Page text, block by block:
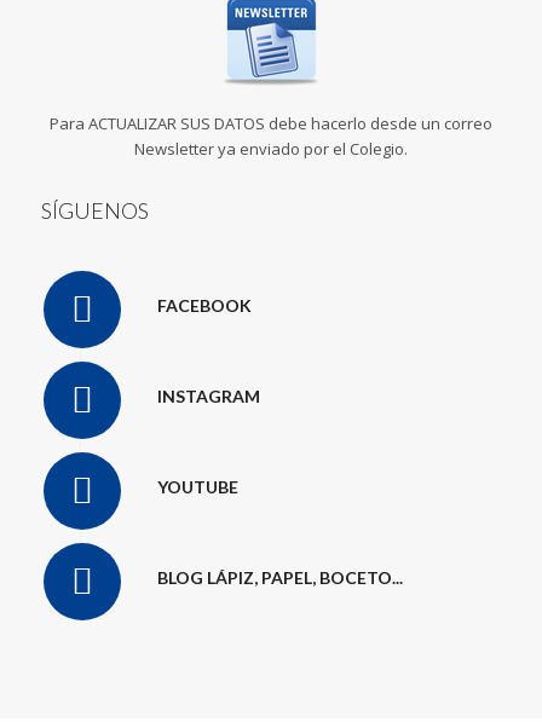
Para ACTUALIZAR SUS DATOS debe hacerlo desde un correo
Newsletter ya enviado por el Colegio.
SÍGUENOS
FACEBOOK
INSTAGRAM
YOUTUBE
BLOG LÁPIZ, PAPEL, BOCETO...